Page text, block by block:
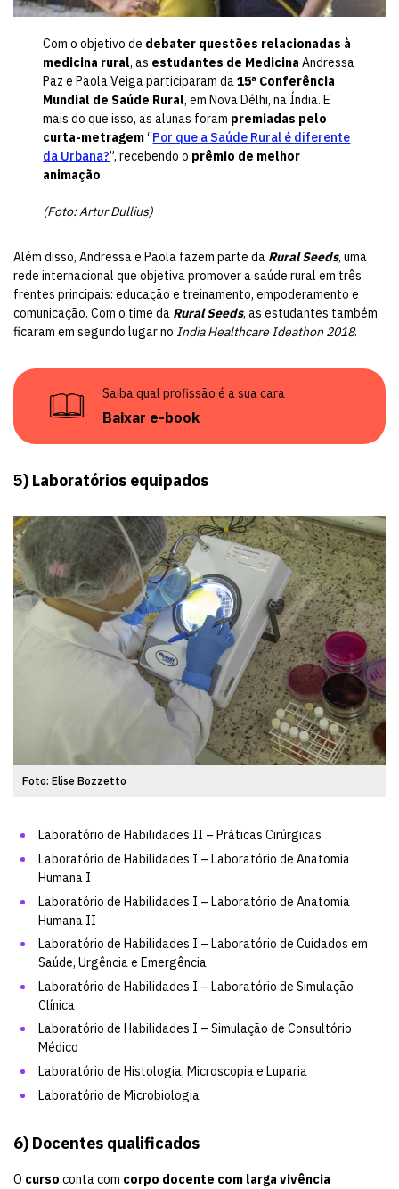
Com o objetivo de debater questões relacionadas à
medicina rural, as estudantes de Medicina Andressa
Paz e Paola Veiga participaram da15ª Conferência
Mundial de Saúde Rural, em Nova Délhi, na Índia. E
mais do que isso, as alunas foram premiadas pelo
curta-metragem“Por que a Saúde Rural é diferente
da Urbana?”, recebendo o prêmio de melhor
animação.
(Foto: Artur Dullius)
Além disso, Andressa e Paola fazem parte da Rural Seeds, uma
rede internacional que objetiva promover a saúde rural em três
frentes principais: educação e treinamento, empoderamento e
comunicação. Com o time da Rural Seeds, as estudantes também
ficaram em segundo lugar no India Healthcare Ideathon 2018.
Saiba qual profissão é a sua cara
Baixar e-book
5) Laboratórios equipados
Foto: Elise Bozzetto
Laboratório de Habilidades II – Práticas Cirúrgicas
Laboratório de Habilidades I – Laboratório de Anatomia
Humana I
Laboratório de Habilidades I – Laboratório de Anatomia
Humana II
Laboratório de Habilidades I – Laboratório de Cuidados em
Saúde, Urgência e Emergência
Laboratório de Habilidades I – Laboratório de Simulação
Clínica
Laboratório de Habilidades I – Simulação de Consultório
Médico
Laboratório de Histologia, Microscopia e Luparia
Laboratório de Microbiologia
6) Docentes qualificados
O curso conta com corpo docente com larga vivência